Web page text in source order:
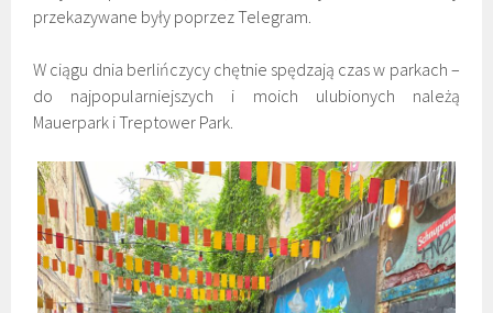
przekazywane były poprzez Telegram.
W ciągu dnia berlińczycy chętnie spędzają czas w parkach –
do najpopularniejszych i moich ulubionych należą
Mauerpark i Treptower Park.